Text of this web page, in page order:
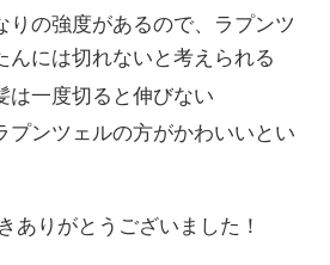
りの強度があるので、ラプンツ
んには切れないと考えられる
は一度切ると伸びない
プンツェルの方がかわいいとい
ありがとうございました！